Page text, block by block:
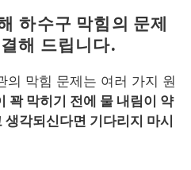
하수구 막힘의 문제
해 드립니다.
의 막힘 문제는 여러 가지 원
꽉 막히기 전에 물 내림이 약
각되신다면 기다리지 마시